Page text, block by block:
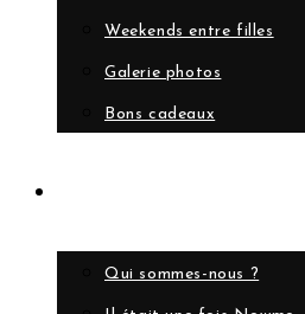
Weekends entre filles
Galerie photos
Bons cadeaux
Qui sommes-nous ?